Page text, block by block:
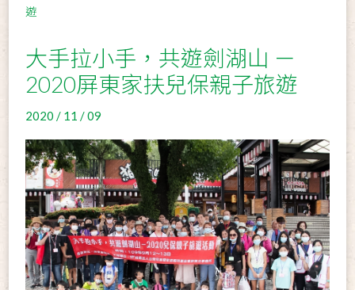
遊
大手拉小手，共遊劍湖山 －
2020屏東家扶兒保親子旅遊
2020 / 11 / 09